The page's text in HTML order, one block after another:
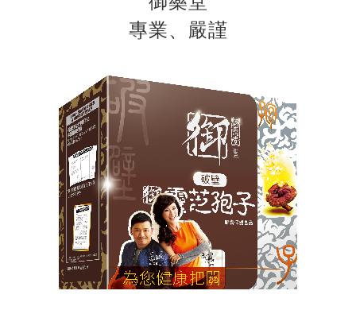
專業、嚴謹